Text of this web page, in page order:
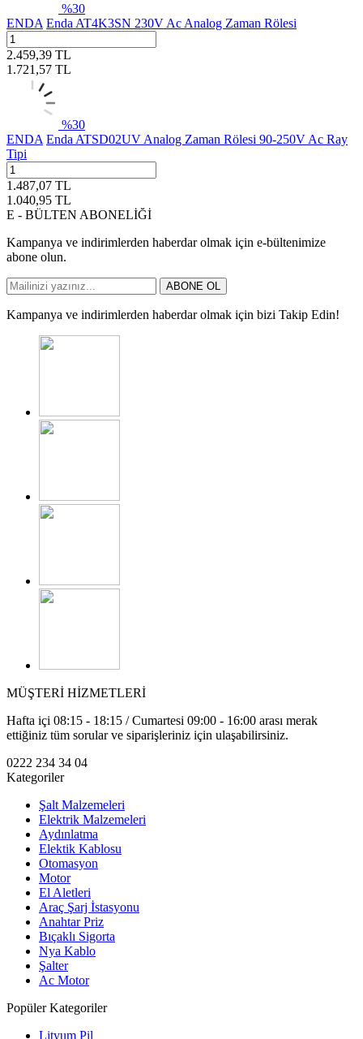
%30
ENDA Enda AT4K3SN 230V Ac Analog Zaman Rölesi
2.459,39 TL
1.721,57 TL
%30
ENDA Enda ATSD02UV Analog Zaman Rölesi 90-250V Ac Ray
Tipi
1.487,07 TL
1.040,95 TL
E - BÜLTEN ABONELİĞİ
Kampanya ve indirimlerden haberdar olmak için e-bültenimize
abone olun.
ABONE OL
Kampanya ve indirimlerden haberdar olmak için bizi Takip Edin!
MÜŞTERİ HİZMETLERİ
Hafta içi 08:15 - 18:15 / Cumartesi 09:00 - 16:00 arası merak
ettiğiniz tüm sorular ve siparişleriniz için ulaşabilirsiniz.
0222 234 34 04
Kategoriler
Şalt Malzemeleri
Elektrik Malzemeleri
Aydınlatma
Elektik Kablosu
Otomasyon
Motor
El Aletleri
Araç Şarj İstasyonu
Anahtar Priz
Bıçaklı Sigorta
Nya Kablo
Şalter
Ac Motor
Popüler Kategoriler
Lityum Pil